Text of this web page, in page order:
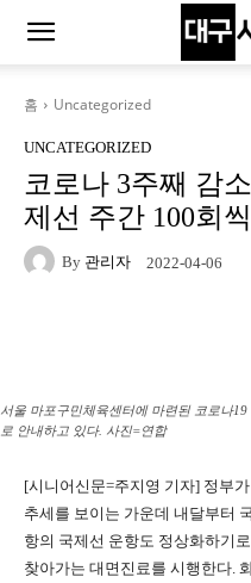
홈 Uncategorized
UNCATEGORIZED
코로나 3주째 감
제선 주간 100회
By 관리자 2022-04-06
서울 마포구민체육센터에 마련된 코로나
로 안내하고 있다. 사진=연합
[시니어신문=주지영 기자] 정부
추세를 보이는 가운데 내달부터
항의 국제선 운항도 정상화하기
찾아가는 대면진료를 시행한다.